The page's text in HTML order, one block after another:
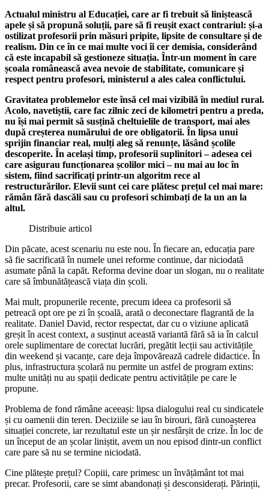
Actualul ministru al Educației, care ar fi trebuit să liniștească
apele și să propună soluții, pare să fi reușit exact contrariul: și-a
ostilizat profesorii prin măsuri pripite, lipsite de consultare și de
realism. Din ce în ce mai multe voci îi cer demisia, considerând
că este incapabil să gestioneze situația. Într-un moment în care
școala românească avea nevoie de stabilitate, comunicare și
respect pentru profesori, ministerul a ales calea conflictului.
Gravitatea problemelor este însă cel mai vizibilă în mediul rural.
Acolo, navetiștii, care fac zilnic zeci de kilometri pentru a preda,
nu își mai permit să susțină cheltuielile de transport, mai ales
după creșterea numărului de ore obligatorii. În lipsa unui
sprijin financiar real, mulți aleg să renunțe, lăsând școlile
descoperite. În același timp, profesorii suplinitori – adesea cei
care asigurau funcționarea școlilor mici – nu mai au loc în
sistem, fiind sacrificați printr-un algoritm rece al
restructurărilor. Elevii sunt cei care plătesc prețul cel mai mare:
rămân fără dascăli sau cu profesori schimbați de la un an la
altul.
Distribuie articol
Din păcate, acest scenariu nu este nou. În fiecare an, educația pare
să fie sacrificată în numele unei reforme continue, dar niciodată
asumate până la capăt. Reforma devine doar un slogan, nu o realitate
care să îmbunătățească viața din școli.
Mai mult, propunerile recente, precum ideea ca profesorii să
petreacă opt ore pe zi în școală, arată o deconectare flagrantă de la
realitate. Daniel David, rector respectat, dar cu o viziune aplicată
greșit în acest context, a susținut această variantă fără să ia în calcul
orele suplimentare de corectat lucrări, pregătit lecții sau activitățile
din weekend și vacanțe, care deja împovărează cadrele didactice. În
plus, infrastructura școlară nu permite un astfel de program extins:
multe unități nu au spații dedicate pentru activitățile pe care le
propune.
Problema de fond rămâne aceeași: lipsa dialogului real cu sindicatele
și cu oamenii din teren. Deciziile se iau în birouri, fără cunoașterea
situației concrete, iar rezultatul este un șir nesfârșit de crize. În loc de
un început de an școlar liniștit, avem un nou episod dintr-un conflict
care pare să nu se termine niciodată.
Cine plătește prețul? Copiii, care primesc un învățământ tot mai
precar. Profesorii, care se simt abandonați și desconsiderați. Părinții,